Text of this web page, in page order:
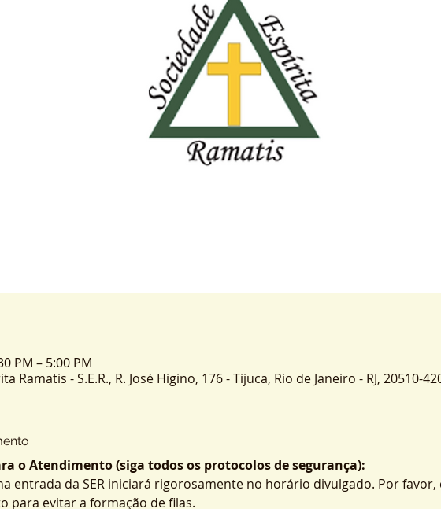
PM – 5:00 PM
Ramatis - S.E.R., R. José Higino, 176 - Tijuca, Rio de Janeiro - RJ, 20510-
o Atendimento (siga todos os protocolos de segurança):
entrada da SER iniciará rigorosamente no horário divulgado. Por favor,
para evitar a formação de filas.